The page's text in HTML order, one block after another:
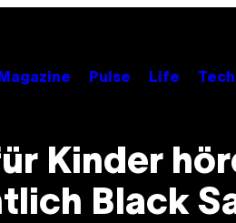
Magazine Pulse Life Tech
Kinder
Black